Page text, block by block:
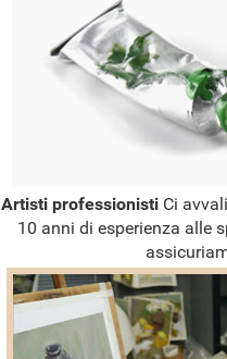
Artisti professionisti Ci
10 anni di esperienza alle